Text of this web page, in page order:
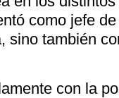
como jefe
sino también
con la